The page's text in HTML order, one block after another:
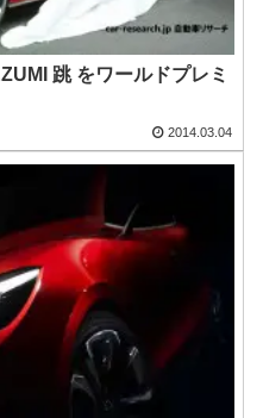
跳 をワールドプレミ
2014.03.04